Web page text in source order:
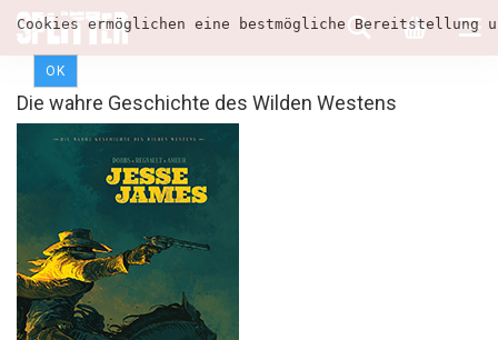
Cookies ermöglichen eine bestmögliche
OK
Die wahre Geschichte des Wilden Westens